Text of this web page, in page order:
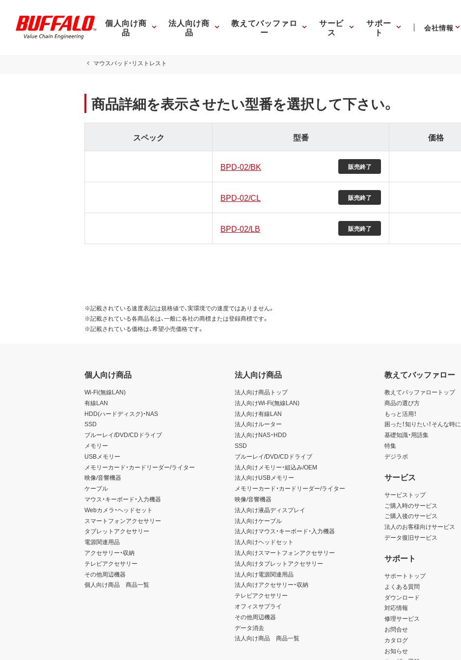
個人向け商
品
法人向け商
品
教えてバッファロ
ー
サービ
ス
サポー
ト 会社情報
マウスパッド・リストレスト
商品詳細を表示させたい型番を選択して下さい。
スペック 型番 価格
BPD-02/BK 販売終了
BPD-02/CL 販売終了
BPD-02/LB 販売終了
※記載されている速度表記は規格値で、実環境での速度ではありません。
※記載されている各商品名は、一般に各社の商標または登録商標です。
※記載されている価格は、希望小売価格です。
個人向け商品
Wi-Fi(無線LAN)
有線LAN
HDD(ハードディスク)・NAS
SSD
ブルーレイ/DVD/CDドライブ
メモリー
USBメモリー
メモリーカード・カードリーダー/ライター
映像/音響機器
ケーブル
マウス・キーボード・入力機器
Webカメラ・ヘッドセット
スマートフォンアクセサリー
タブレットアクセサリー
電源関連用品
アクセサリー・収納
テレビアクセサリー
その他周辺機器
個人向け商品 商品一覧
法人向け商品
法人向け商品トップ
法人向けWi-Fi(無線LAN)
法人向け有線LAN
法人向けルーター
法人向けNAS・HDD
SSD
ブルーレイ/DVD/CDドライブ
法人向けメモリー・組込み/OEM
法人向けUSBメモリー
メモリーカード・カードリーダー/ライター
映像/音響機器
法人向け液晶ディスプレイ
法人向けケーブル
法人向けマウス・キーボード・入力機器
法人向けヘッドセット
法人向けスマートフォンアクセサリー
法人向けタブレットアクセサリー
法人向け電源関連用品
法人向けアクセサリー・収納
テレビアクセサリー
オフィスサプライ
その他周辺機器
データ消去
法人向け商品 商品一覧
教えてバッファロー
教えてバッファロートップ
商品の選び方
もっと活用！
困った！知りたい！そんな時に
基礎知識・用語集
特集
デジラボ
サービス
サービストップ
ご購入時のサービス
ご購入後のサービス
法人のお客様向けサービス
データ復旧サービス
サポート
サポートトップ
よくある質問
ダウンロード
対応情報
修理サービス
お問合せ
カタログ
お知らせ